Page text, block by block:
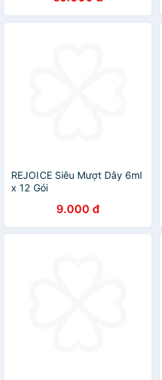
REJOICE Siêu Mượt Dây 6ml
x 12 Gói
9.000 đ